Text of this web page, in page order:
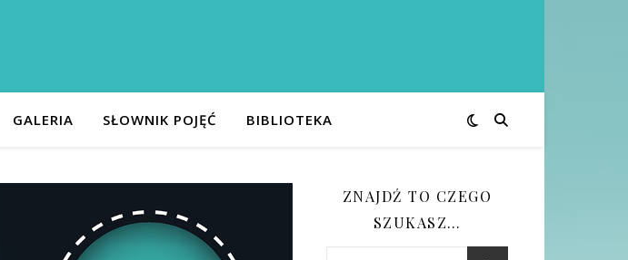
GALERIA SŁOWNIK POJĘĆ BIBLIOTEKA
ZNAJDŹ TO CZEGO
SZUKASZ…